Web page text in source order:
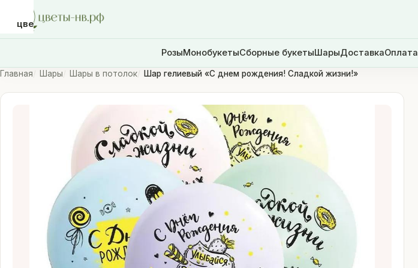
РозыМонобукетыСборные букетыШарыДоставкаОплата
цветы-
нв.рф
Розы
Доставка
Главная Шары Шары в потолок Шар гелиевый «С днем рождения! Сладкой жизни!»